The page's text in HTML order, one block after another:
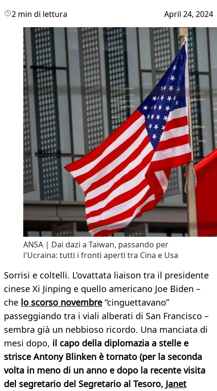
2 min di lettura April 24, 2024
ANSA | Dai dazi a Taiwan, passando per
l'Ucraina: tutti i fronti aperti tra Cina e Usa
Sorrisi e coltelli. L’ovattata liaison tra il presidente
cinese Xi Jinping e quello americano Joe Biden –
che lo scorso novembre “cinguettavano”
passeggiando tra i viali alberati di San Francisco –
sembra già un nebbioso ricordo. Una manciata di
mesi dopo, il capo della diplomazia a stelle e
strisce Antony Blinken è tornato (per la seconda
volta in meno di un anno e dopo la recente visita
del segretario del Segretario al Tesoro, Janet